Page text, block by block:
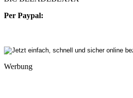
Per Paypal:
Werbung